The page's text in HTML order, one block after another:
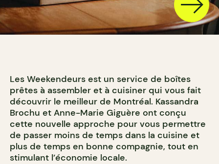
Les Weekendeurs est un service de boîtes
prêtes à assembler et à cuisiner qui vous fait
découvrir le meilleur de Montréal. Kassandra
Brochu et Anne-Marie Giguère ont conçu
cette nouvelle approche pour vous permettre
de passer moins de temps dans la cuisine et
plus de temps en bonne compagnie, tout en
stimulant l’économie locale.